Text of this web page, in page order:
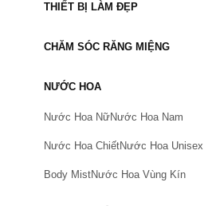
THIẾT BỊ LÀM ĐẸP
CHĂM SÓC RĂNG MIỆNG
NƯỚC HOA
Nước Hoa NữNước Hoa Nam
Nước Hoa ChiếtNước Hoa Unisex
Body MistNước Hoa Vùng Kín